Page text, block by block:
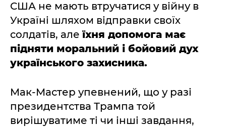
США не мають втручатися у війну в
Україні шляхом відправки своїх
солдатів, але їхня допомога має
підняти моральний і бойовий дух
українського захисника.
Мак-Мастер упевнений, що у разі
президентства Трампа той
вирішуватиме ті чи інші завдання,